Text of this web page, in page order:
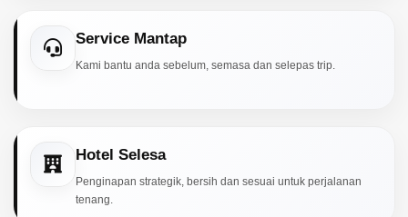
Service Mantap
Kami bantu anda sebelum, semasa dan selepas trip.
Hotel Selesa
Penginapan strategik, bersih dan sesuai untuk perjalanan
tenang.